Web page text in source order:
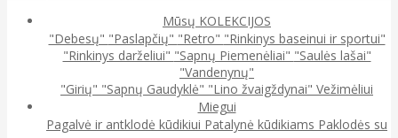
Mūsų KOLEKCIJOS
"Debesų" "Paslapčių" "Retro" "Rinkinys baseinui ir sportui"
"Rinkinys darželiui" "Sapnų Piemenėliai" "Saulės lašai"
"Vandenynų"
"Girių" "Sapnų Gaudyklė" "Lino žvaigždynai" Vežimėliui
Miegui
Pagalvė ir antklodė kūdikiui Patalynė kūdikiams Paklodės su